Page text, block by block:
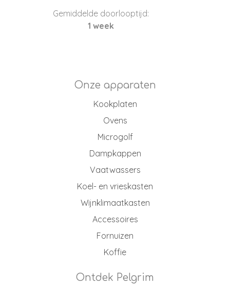
Gemiddelde doorlooptijd:
1 week
Onze apparaten
Kookplaten
Ovens
Microgolf
Dampkappen
Vaatwassers
Koel- en vrieskasten
Wijnklimaatkasten
Accessoires
Fornuizen
Koffie
Ontdek Pelgrim